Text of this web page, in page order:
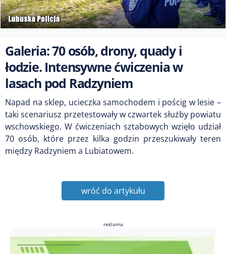
Galeria: 70 osób, drony, quady i
łodzie. Intensywne ćwiczenia w
lasach pod Radzyniem
Napad na sklep, ucieczka samochodem i pościg w lesie –
taki scenariusz przetestowały w czwartek służby powiatu
wschowskiego. W ćwiczeniach sztabowych wzięło udział
70 osób, które przez kilka godzin przeszukiwały teren
między Radzyniem a Lubiatowem.
wróć do artykułu
reklama